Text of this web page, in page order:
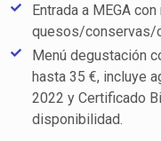
Entrada a MEGA
quesos/conservas/
Menú degustación
hasta 35 €, incluye
2022 y Certificado
disponibilidad.